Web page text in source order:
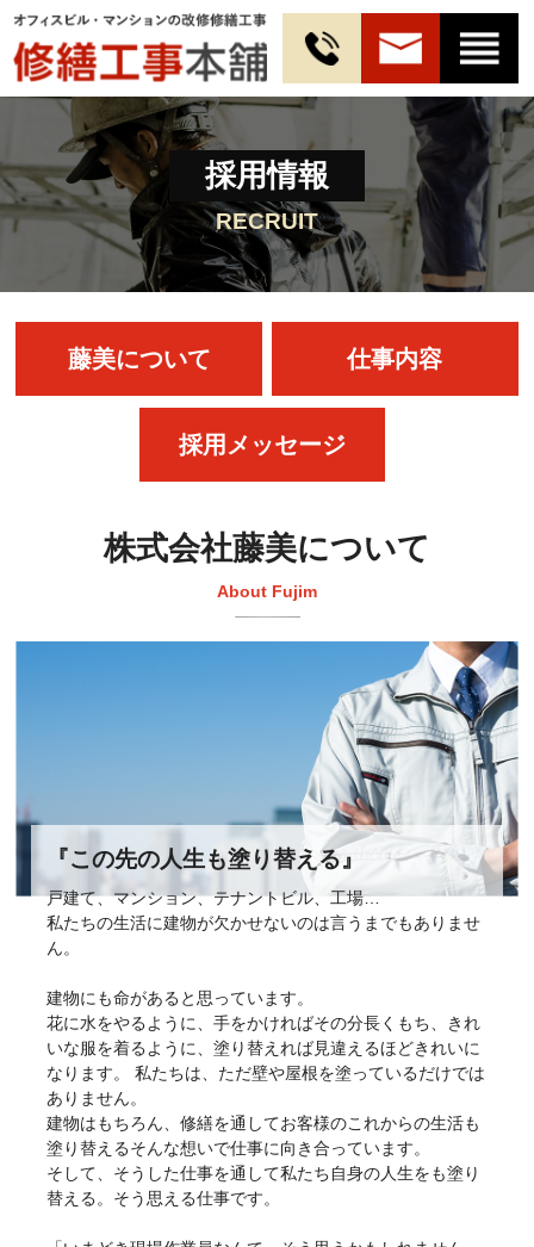
採用情報
RECRUIT
藤美について 仕事内容
採用メッセージ
株式会社藤美について
About Fujim
『この先の人生も塗り替える』
戸建て、マンション、テナントビル、工場…
私たちの生活に建物が欠かせないのは言うまでもありませ
ん。
建物にも命があると思っています。
花に水をやるように、手をかければその分長くもち、きれ
いな服を着るように、塗り替えれば見違えるほどきれいに
なります。 私たちは、ただ壁や屋根を塗っているだけでは
ありません。
建物はもちろん、修繕を通してお客様のこれからの生活も
塗り替えるそんな想いで仕事に向き合っています。
そして、そうした仕事を通して私たち自身の人生をも塗り
替える。そう思える仕事です。